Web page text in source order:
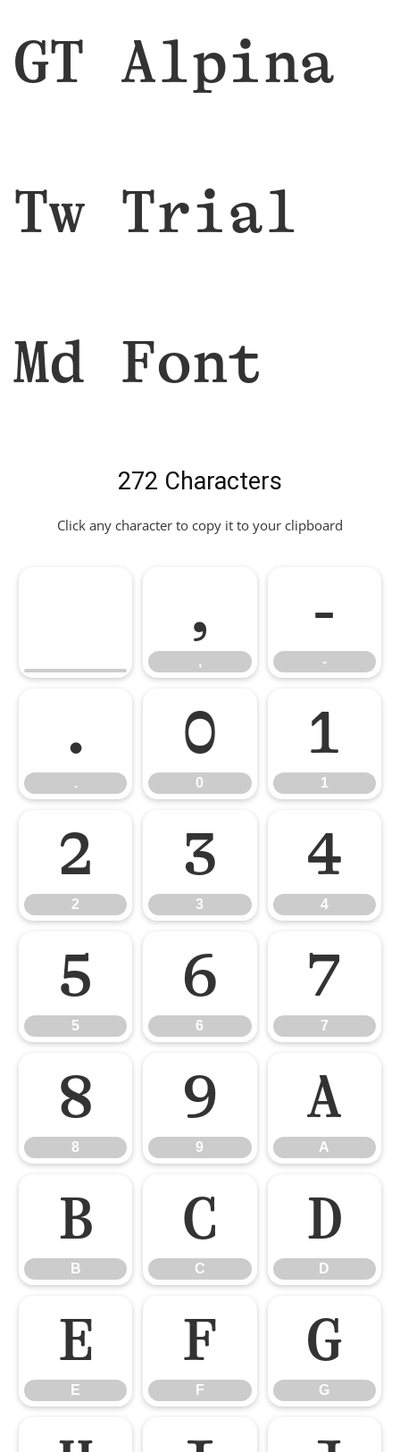
GT Alpina
Tw Trial
Md Font
272 Characters
Click any character to copy it to your clipboard
,
,
-
-
.
.
0
0
1
1
2
2
3
3
4
4
5
5
6
6
7
7
8
8
9
9
A
A
B
B
C
C
D
D
E
E
F
F
G
G